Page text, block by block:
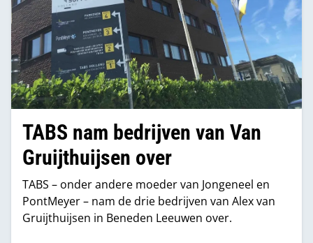
TABS nam bedrijven van Van
Gruijthuijsen over
TABS – onder andere moeder van Jongeneel en
PontMeyer – nam de drie bedrijven van Alex van
Gruijthuijsen in Beneden Leeuwen over.